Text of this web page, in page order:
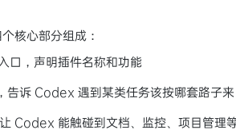
核心部分组成：
口，声明插件名称和功能
告诉 Codex 遇到某类任务该按哪套路子来
Codex 能触碰到文档、监控、项目管理